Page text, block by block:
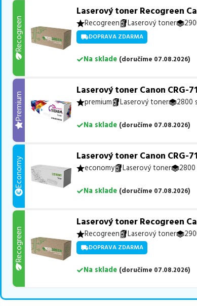
Recogreen
Laserový toner Recogreen
Recogreen Laserový toner
DOPRAVA ZDARMA
Na sklade (doručíme 07.08.2026)
Premium
Laserový toner Canon CRG-
premium Laserový toner 2800
Na sklade (doručíme 07.08.2026)
Economy
Laserový toner Canon CRG-
economy Laserový toner
Na sklade (doručíme 07.08.2026)
Recogreen
Laserový toner Recogreen
Recogreen Laserový toner
DOPRAVA ZDARMA
Na sklade (doručíme 07.08.2026)